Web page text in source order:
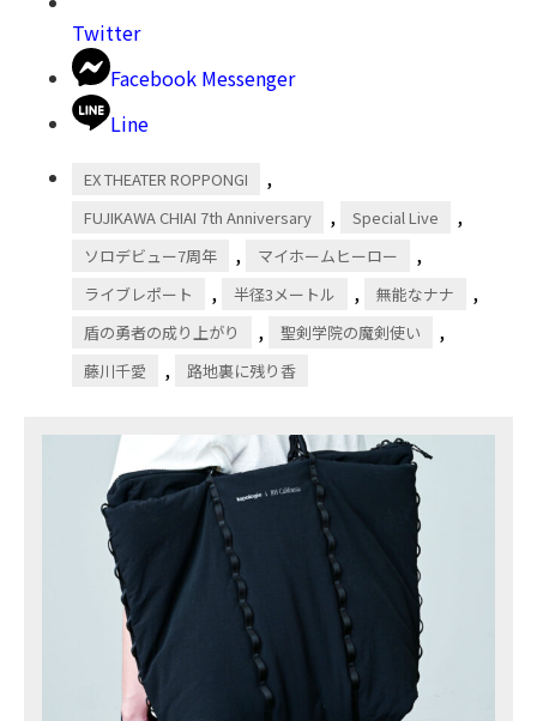
Twitter
Facebook Messenger
Line
EX THEATER ROPPONGI ,
FUJIKAWA CHIAI 7th Anniversary , Special Live ,
ソロデビュー7周年 , マイホームヒーロー ,
ライブレポート , 半径3メートル , 無能なナナ ,
盾の勇者の成り上がり , 聖剣学院の魔剣使い ,
藤川千愛 , 路地裏に残り香